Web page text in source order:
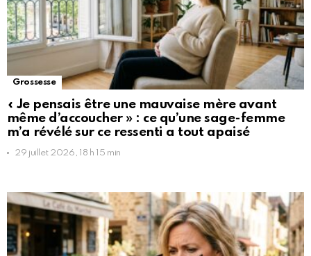
Grossesse
« Je pensais être une mauvaise mère avant
même d’accoucher » : ce qu’une sage-femme
m’a révélé sur ce ressenti a tout apaisé
29 juillet 2026, 18 h 15 min